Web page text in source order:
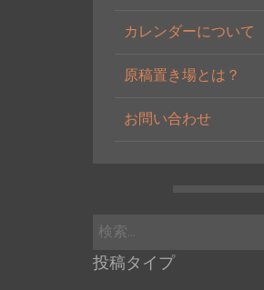
カレンダーについて
原稿置き場とは？
お問い合わせ
検
投稿タイプ